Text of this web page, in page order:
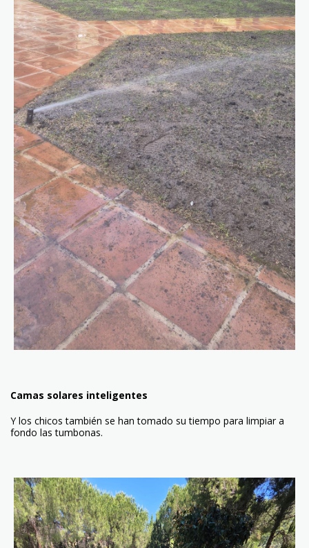
Camas solares inteligentes
Y los chicos también se han tomado su tiempo para limpiar a
fondo las tumbonas.